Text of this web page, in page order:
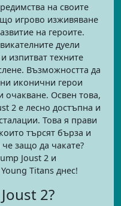
на своите
игрово изживяване
на героите.
дуели
изпитват техните
Възможността да
иконични герои
очакване. Освен това,
2 е лесно достъпна и
Това я прави
търсят бърза и
защо да чакате?
Joust 2 и
Titans днес!
2?